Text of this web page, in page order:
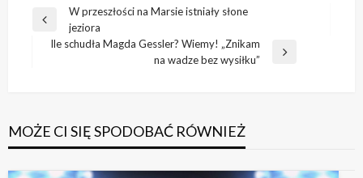
Nawigacja
wpisu
Poprzedni
wpis
W przeszłości na Marsie istniały słone
jeziora
Ile schudła Magda Gessler? Wiemy! „Znikam
na wadze bez wysiłku”
MOŻE CI SIĘ SPODOBAĆ RÓWNIEŻ